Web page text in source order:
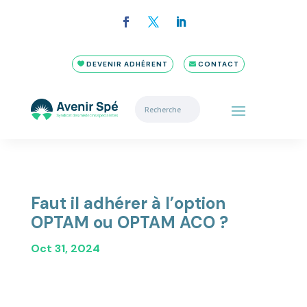
DEVENIR ADHÉRENT CONTACT
Faut il adhérer à l’option
OPTAM ou OPTAM ACO ?
Oct 31, 2024